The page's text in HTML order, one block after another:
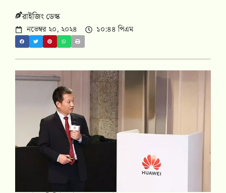
রাইজিং ডেস্ক
নভেম্বর ২০, ২০২৪ ১০:৪৪ পিএম